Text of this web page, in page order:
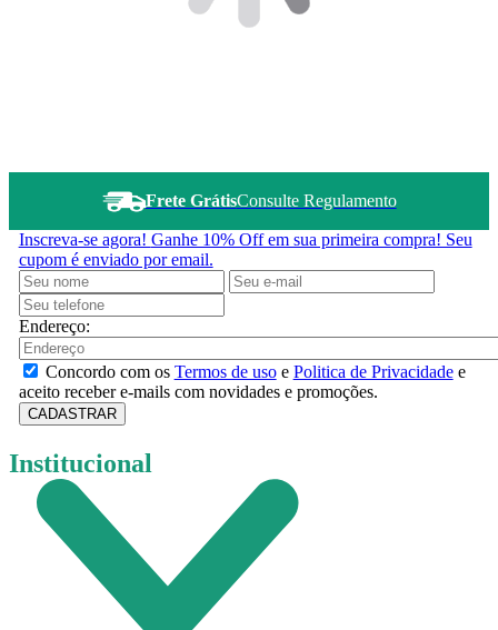
Frete GrátisConsulte Regulamento
Inscreva-se agora! Ganhe 10% Off em sua primeira compra! Seu
cupom é enviado por email.
Endereço:
Concordo com os Termos de usoe Politica de Privacidadee
aceito receber e-mails com novidades e promoções.
CADASTRAR
Institucional